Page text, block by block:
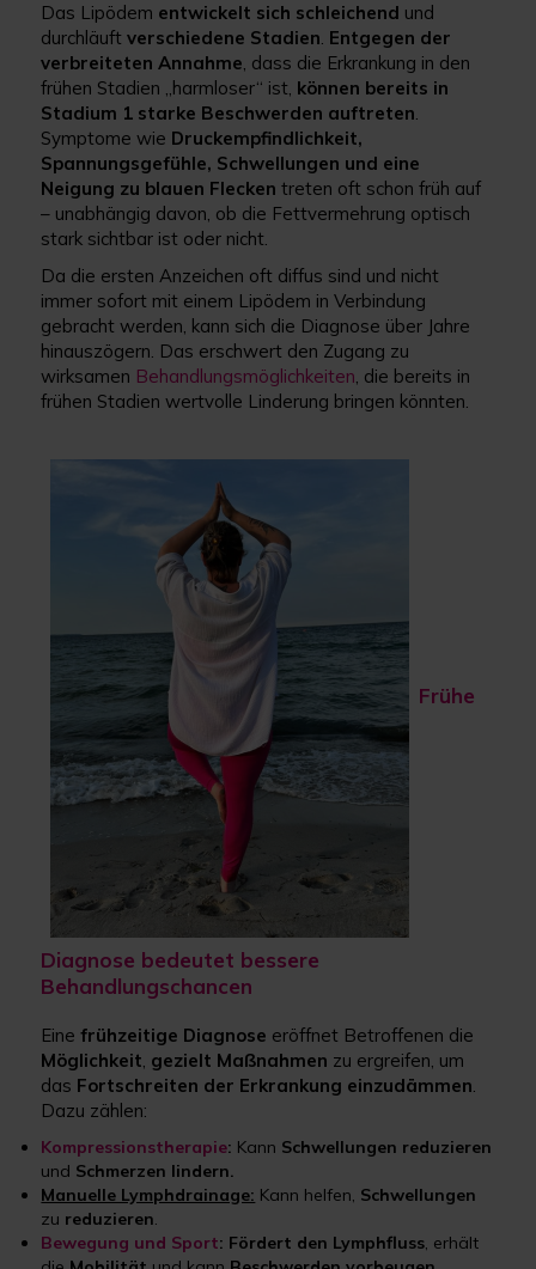
Das Lipödem entwickelt sich schleichend und
durchläuftverschiedene Stadien. Entgegen der
verbreiteten Annahme, dass die Erkrankung in den
frühen Stadien „harmloser“ ist, können bereits in
Stadium 1 starke Beschwerden auftreten.
Symptome wie Druckempfindlichkeit,
Spannungsgefühle, Schwellungen und eine
Neigung zu blauen Flecken treten oft schon früh auf
– unabhängig davon, ob die Fettvermehrung optisch
stark sichtbar ist oder nicht.
Da die ersten Anzeichen oft diffus sind und nicht
immer sofort mit einem Lipödem in Verbindung
gebracht werden, kann sich die Diagnose über Jahre
hinauszögern. Das erschwert den Zugang zu
wirksamen Behandlungsmöglichkeiten, die bereits in
frühen Stadien wertvolle Linderung bringen könnten.
Frühe
Diagnose bedeutet bessere
Behandlungschancen
Einefrühzeitige Diagnose eröffnet Betroffenen die
Möglichkeit, gezielt Maßnahmen zu ergreifen, um
das Fortschreiten der Erkrankung einzudämmen.
Dazu zählen:
Kompressionstherapie: Kann Schwellungen reduzieren
und Schmerzen lindern.
Manuelle Lymphdrainage: Kann helfen, Schwellungen
zu reduzieren.
Bewegung und Sport: Fördert den Lymphfluss, erhält